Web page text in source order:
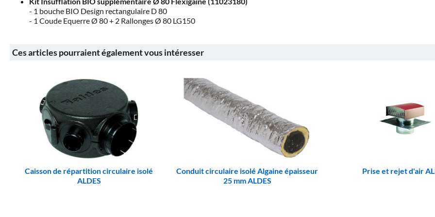
1 bouche BIO Design rectangulaire D 80
1 Coude Equerre Ø 80 + 2 Rallonges Ø 80 LG150
Ces articles pourraient également vous intéresser
Caisson de répartition circulaire isolé
ALDES
Conduit circulaire isolé Algaine épaisseur
25 mm ALDES
Prise et rejet d'air